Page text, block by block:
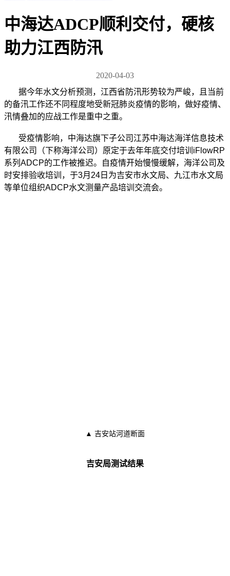
中海达ADCP顺利交付，硬核
助力江西防汛
2020-04-03
据今年水文分析预测，江西省防汛形势较为严峻，且当前
的备汛工作还不同程度地受新冠肺炎疫情的影响，做好疫情、
汛情叠加的应战工作是重中之重。
受疫情影响，中海达旗下子公司江苏中海达海洋信息技术
有限公司（下称海洋公司）原定于去年年底交付培训iFlowRP
系列ADCP的工作被推迟。自疫情开始慢慢缓解，海洋公司及
时安排验收培训，于3月24日为吉安市水文局、九江市水文局
等单位组织ADCP水文测量产品培训交流会。
▲ 吉安站河道断面
吉安局测试结果